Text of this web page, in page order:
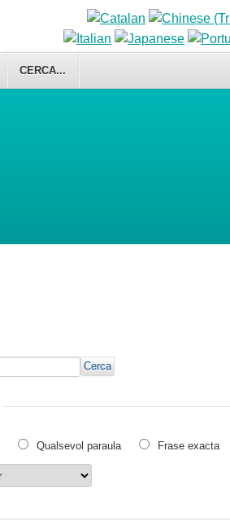
CERCA...
Cerca
Qualsevol paraula Frase exacta